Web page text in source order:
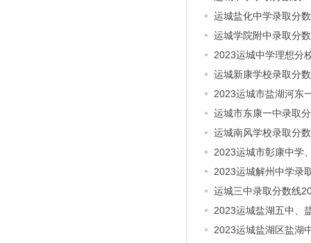
运城盐化中学录取分
运城学院附中录取分
2023运城中学理想分
运城新康学校录取分
2023运城市盐湖河东
运城市东康一中录取
运城南风学校录取分
2023运城市彰康中学
2023运城解州中学录
运城三中录取分数线
2023运城盐湖五中、
2023运城盐湖区盐湖